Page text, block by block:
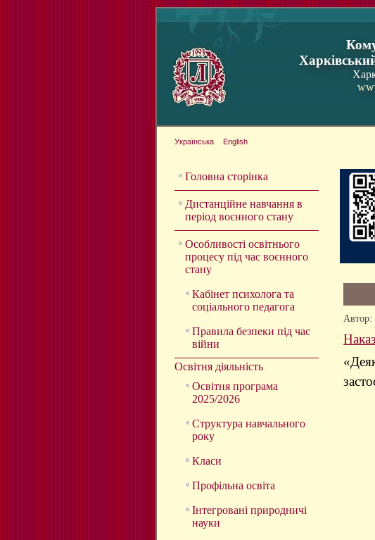
Українська English
Головна сторінка
Дистанційне навчання в
період воєнного стану
Особливості освітнього
процесу під час воєнного
стану
Кабінет психолога та
соціального педагога
Правила безпеки під час
війни
Освітня діяльність
Освітня програма
2025/2026
Структура навчального
року
Класи
Профільна освіта
Інтегровані природничі
науки
Автор: